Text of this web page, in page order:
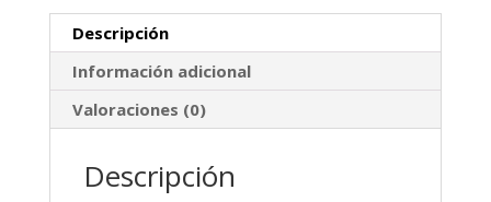
Descripción
Información adicional
Valoraciones (0)
Descripción